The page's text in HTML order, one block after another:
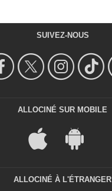
SUIVEZ-NOUS
ALLOCINÉ SUR MOBILE
ALLOCINÉ À L'ÉTRANGER